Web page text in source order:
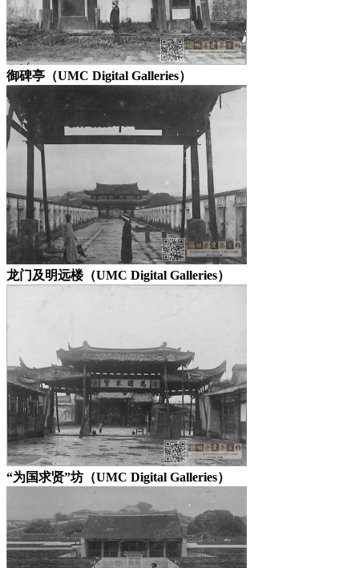
御碑亭（UMC Digital Galleries）
龙门及明远楼（UMC Digital Galleries）
“为国求贤”坊（UMC Digital Galleries）